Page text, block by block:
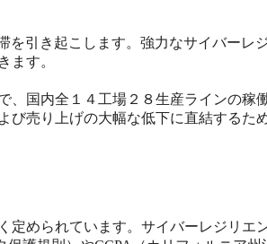
引き起こします。強力なサイバーレ
ます。
国内全１４工場２８生産ラインの稼
売り上げの大幅な低下に直結するた
められています。サイバーレジリエ